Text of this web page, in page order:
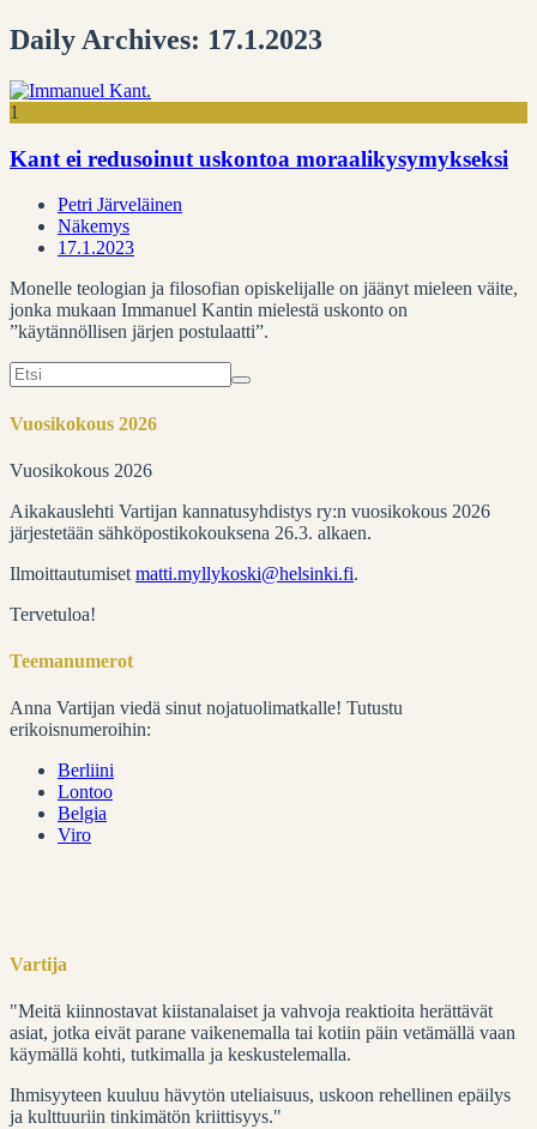
Daily Archives: 17.1.2023
1
Kant ei redusoinut uskontoa moraalikysymykseksi
Petri Järveläinen
Näkemys
17.1.2023
Monelle teologian ja filosofian opiskelijalle on jäänyt mieleen väite,
jonka mukaan Immanuel Kantin mielestä uskonto on
”käytännöllisen järjen postulaatti”.
Search
for:
Vuosikokous 2026
Vuosikokous 2026
Aikakauslehti Vartijan kannatusyhdistys ry:n vuosikokous 2026
järjestetään sähköpostikokouksena 26.3. alkaen.
Ilmoittautumiset matti.myllykoski@helsinki.fi.
Tervetuloa!
Teemanumerot
Anna Vartijan viedä sinut nojatuolimatkalle! Tutustu
erikoisnumeroihin:
Berliini
Lontoo
Belgia
Viro
Vartija
"Meitä kiinnostavat kiistanalaiset ja vahvoja reaktioita herättävät
asiat, jotka eivät parane vaikenemalla tai kotiin päin vetämällä vaan
käymällä kohti, tutkimalla ja keskustelemalla.
Ihmisyyteen kuuluu hävytön uteliaisuus, uskoon rehellinen epäilys
ja kulttuuriin tinkimätön kriittisyys."